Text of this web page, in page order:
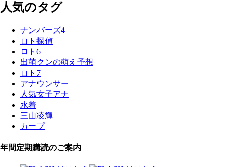
人気のタグ
ナンバーズ4
ロト探偵
ロト6
出萌クンの萌え予想
ロト7
アナウンサー
人気女子アナ
水着
三山凌輝
カープ
年間定期購読のご案内